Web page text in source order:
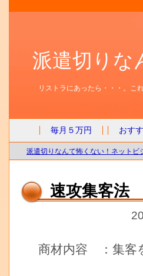
派遣切りな
リストラにあったら・・・。こ
毎月５万円 おす
派遣切りなんて怖くない！ネットビ
速攻集客法
商材内容 ：集客